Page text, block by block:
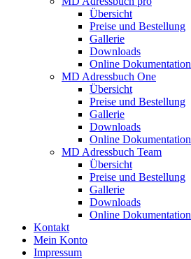
Übersicht
Preise und Bestellung
Gallerie
Downloads
Online Dokumentation
MD Adressbuch One
Übersicht
Preise und Bestellung
Gallerie
Downloads
Online Dokumentation
MD Adressbuch Team
Übersicht
Preise und Bestellung
Gallerie
Downloads
Online Dokumentation
Kontakt
Mein Konto
Impressum